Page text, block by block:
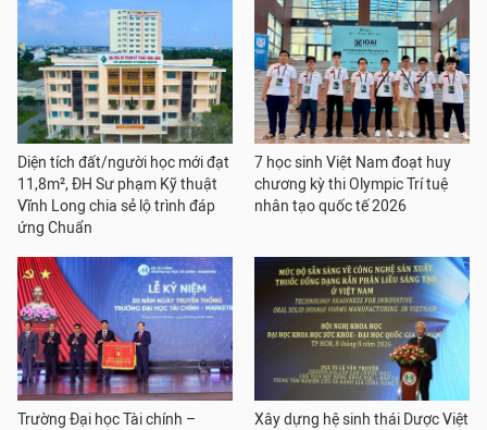
Diện tích đất/người học mới đạt
11,8m², ĐH Sư phạm Kỹ thuật
Vĩnh Long chia sẻ lộ trình đáp
ứng Chuẩn
7 học sinh Việt Nam đoạt huy
chương kỳ thi Olympic Trí tuệ
nhân tạo quốc tế 2026
Trường Đại học Tài chính –
Xây dựng hệ sinh thái Dược Việt